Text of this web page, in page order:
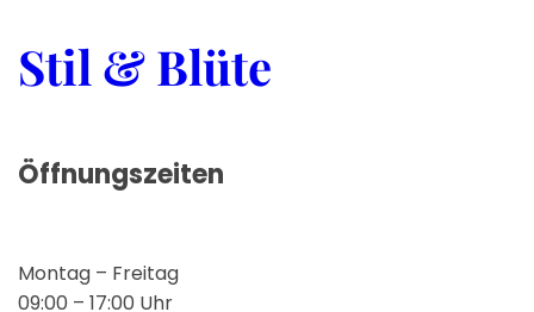
Stil & Blüte
Öffnungszeiten
Montag – Freitag
09:00 – 17:00 Uhr